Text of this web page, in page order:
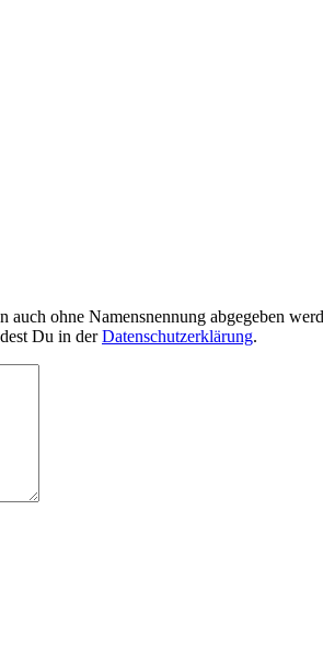
ohne Namensnennung abgegeben
Du in derDatenschutzerklärung.